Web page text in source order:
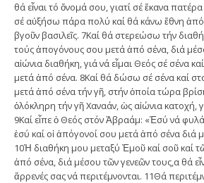
θά εἶναι τό ὄνομά σου, γιατί σέ ἔκανα
σέ αὐξήσω πάρα πολύ καί θά κάνω ἔθνη
βγοῦν βασιλεῖς. 7Καί θά στερεώσω τήν
τούς ἀπογόνους σου μετά ἀπό σένα, διά
αἰώνια διαθήκη, γιά νά εἶμαι Θεός σέ σένα
μετά ἀπό σένα. 8Καί θά δώσω σέ σένα καί
μετά ἀπό σένα τήν γῆ, στήν ὁποία τώρα
ὁλόκληρη τήν γῆ Χαναάν, ὡς αἰώνια κατοχή,
9Καί εἶπε ὁ Θεός στόν Ἀβραάμ: «Ἐσύ νά
ἐσύ καί οἱ ἀπόγονοί σου μετά ἀπό σένα διά
10Ἡ διαθήκη μου μεταξύ Ἐμοῦ καί σοῦ καί
ἀπό σένα, διά μέσου τῶν γενεῶν τους,α θά
ἄρρενές σας νά περιτέμνονται. 11Θά